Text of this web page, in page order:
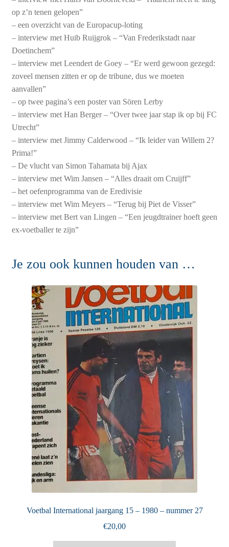
op z’n tenen gelopen”
– een overzicht van de Europacup-loting
– interview met Huib Ruijgrok – “Van Frederikstadt naar
Doetinchem”
– interview met Leendert de Goey – “Er werd gewoon gezegd:
zoveel mensen zitten er op de tribune, dus we moeten
aanvallen”
– op twee pagina’s een poster van Sören Lerby
– interview met Han Berger – “Over twee jaar stap ik op bij FC
Utrecht”
– interview met Jimmy Calderwood – “Ik leider van Willem 2?
Prima!”
– De vlucht van Simon Tahamata bij Ajax
– interview met Wim Jansen – “Alles draait om Cruijff”
– het oefenprogramma van de Eredivisie
– interview met Wim Meyers – “Terug bij Piet de Visser”
– interview met Bert van Lingen – “Een jeugdtrainer hoeft geen
ex-voetballer te zijn”
Je zou ook kunnen houden van …
Voetbal International jaargang 15 – 1980 – nummer 27
€20,00